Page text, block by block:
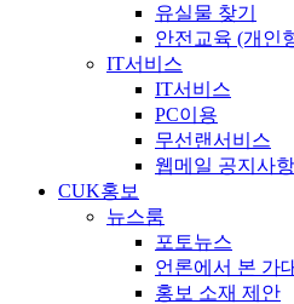
유실물 찾기
안전교육 (개인
IT서비스
IT서비스
PC이용
무선랜서비스
웹메일 공지사항
CUK홍보
뉴스룸
포토뉴스
언론에서 본 가
홍보 소재 제안